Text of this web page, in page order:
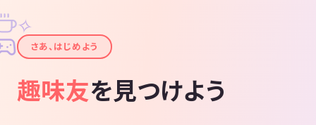
✦
✧
さあ、はじめよう
趣味友を見つけよう